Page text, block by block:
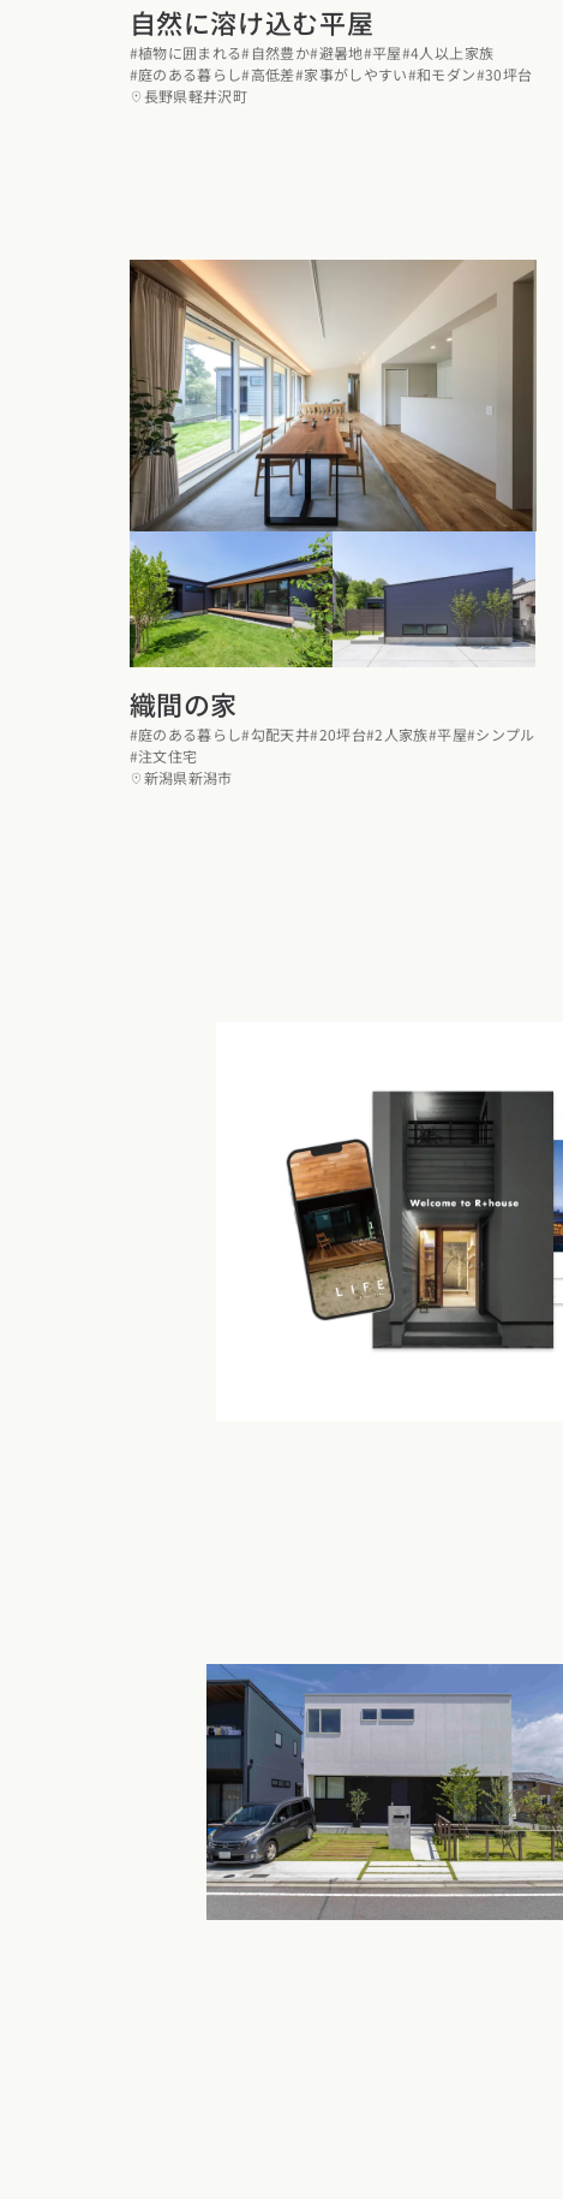
自然に溶け込む平屋
#植物に囲まれる#自然豊か#避暑地#平屋#4人以上家族
#庭のある暮らし#高低差#家事がしやすい#和モダン#30坪台
長野県軽井沢町
織間の家
#庭のある暮らし#勾配天井#20坪台#2人家族#平屋#シンプル
#注文住宅
新潟県新潟市